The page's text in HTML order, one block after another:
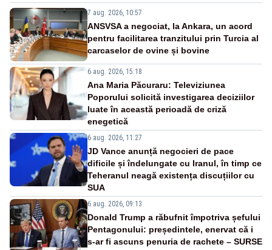
7 aug. 2026, 10:57
ANSVSA a negociat, la Ankara, un acord
pentru facilitarea tranzitului prin Turcia al
carcaselor de ovine și bovine
6 aug. 2026, 15:18
Ana Maria Păcuraru: Televiziunea
Poporului solicită investigarea deciziilor
luate în această perioadă de criză
enegetică
6 aug. 2026, 11:27
JD Vance anunță negocieri de pace
dificile și îndelungate cu Iranul, în timp ce
Teheranul neagă existența discuțiilor cu
SUA
6 aug. 2026, 09:13
Donald Trump a răbufnit împotriva șefului
Pentagonului: președintele, enervat că i
s-ar fi ascuns penuria de rachete – SURSE